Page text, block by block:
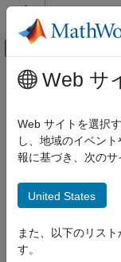
コンテンツへスキップ
オフキャ
ドキュメンテーションの
FPGA、ASIC、および
Fixed-Point Designer
外部コードの統合
メインコンテンツ
このページの内
登録されたデー
用の API でサポ
構文
Web サ
Web サイトを選択
し、地域のイベン
報に基づき、次の
United States
また、以下のリス
す。